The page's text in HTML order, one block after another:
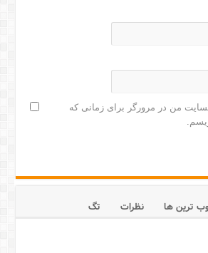
من در مرورگر برای زمانی که
ترین ها نظرات
تگ